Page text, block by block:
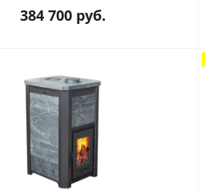
384 700руб.